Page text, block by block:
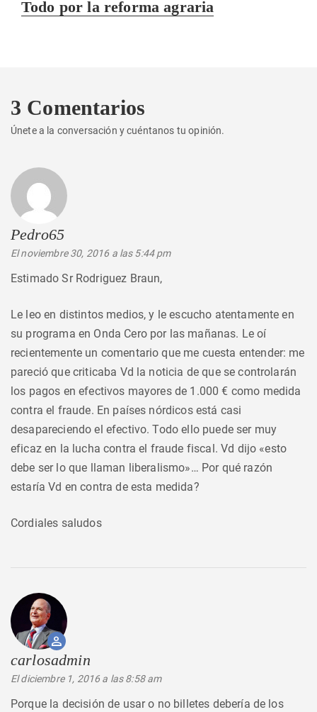
Todo por la reforma agraria
3 Comentarios
Únete a la conversación y cuéntanos tu opinión.
Pedro65
El noviembre 30, 2016 a las 5:44 pm
Estimado Sr Rodriguez Braun,
Le leo en distintos medios, y le escucho atentamente en
su programa en Onda Cero por las mañanas. Le oí
recientemente un comentario que me cuesta entender: me
pareció que criticaba Vd la noticia de que se controlarán
los pagos en efectivos mayores de 1.000 € como medida
contra el fraude. En países nórdicos está casi
desapareciendo el efectivo. Todo ello puede ser muy
eficaz en la lucha contra el fraude fiscal. Vd dijo «esto
debe ser lo que llaman liberalismo»… Por qué razón
estaría Vd en contra de esta medida?
Cordiales saludos
carlosadmin
El diciembre 1, 2016 a las 8:58 am
Porque la decisión de usar o no billetes debería de los